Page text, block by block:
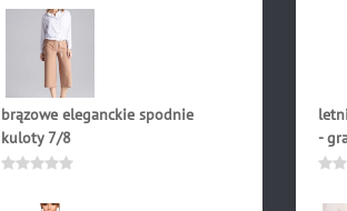
brązowe eleganckie spodnie
kuloty 7/8
-
0